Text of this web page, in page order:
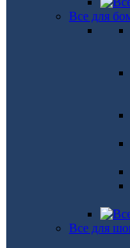
Все для
Все для